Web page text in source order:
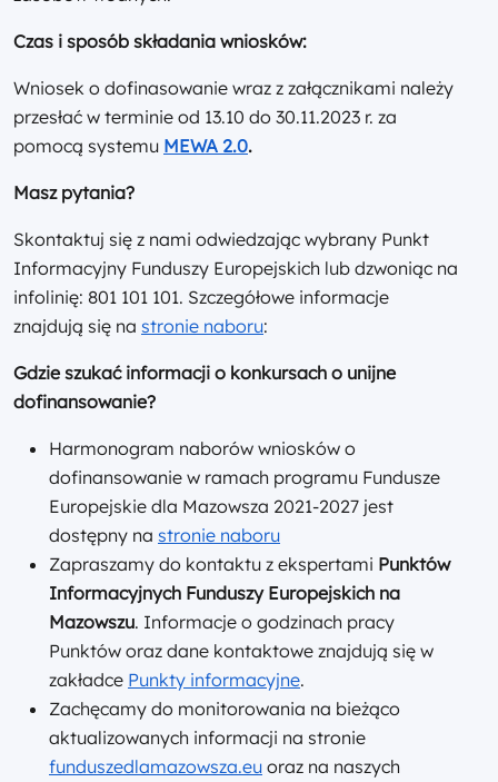
Czas i sposób składania wniosków:
Wniosek o dofinasowanie wraz z załącznikami należy
przesłać w terminie od 13.10 do 30.11.2023 r. za
pomocą systemu MEWA 2.0.
Masz pytania?
Skontaktuj się z nami odwiedzając wybrany Punkt
Informacyjny Funduszy Europejskich lub dzwoniąc na
infolinię: 801 101 101. Szczegółowe informacje
znajdują się na stronie naboru:
Gdzie szukać informacji o konkursach o unijne
dofinansowanie?
Harmonogram naborów wniosków o
dofinansowanie w ramach programu Fundusze
Europejskie dla Mazowsza 2021-2027 jest
dostępny na stronie naboru
Zapraszamy do kontaktu z ekspertami Punktów
Informacyjnych Funduszy Europejskich na
Mazowszu. Informacje o godzinach pracy
Punktów oraz dane kontaktowe znajdują się w
zakładce Punkty informacyjne.
Zachęcamy do monitorowania na bieżąco
aktualizowanych informacji na stronie
funduszedlamazowsza.eu oraz na naszych